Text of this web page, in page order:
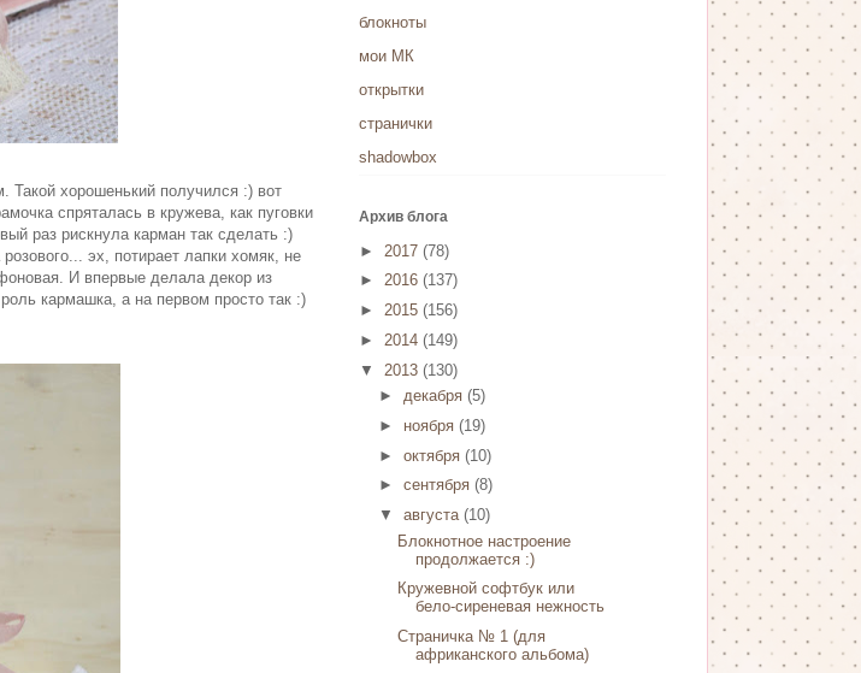
Такой хорошенький получился :) вот
спряталась в кружева, как пуговки
раз рискнула карман так сделать :)
эх, потирает лапки хомяк, не
И впервые делала декор из
кармашка, а на первом просто так :)
блокноты
мои МК
открытки
странички
‎shadowbox‬ ‪
Архив блога
► 2017 (78)
► 2016 (137)
► 2015 (156)
► 2014 (149)
▼ 2013 (130)
► декабря (5)
► ноября (19)
► октября (10)
► сентября (8)
▼ августа (10)
Блокнотное настроение
продолжается :)
Кружевной софтбук или
бело-сиреневая нежность
Страничка № 1 (для
африканского альбома)